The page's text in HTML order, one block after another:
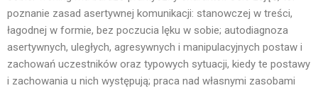
poznanie zasad asertywnej komunikacji: stanowczej w treści,
łagodnej w formie, bez poczucia lęku w sobie; autodiagnoza
asertywnych, uległych, agresywnych i manipulacyjnych postaw i
zachowań uczestników oraz typowych sytuacji, kiedy te postawy
i zachowania u nich występują; praca nad własnymi zasobami